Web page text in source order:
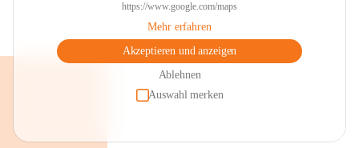
https://www.google.com/maps
Mehr erfahren
Akzeptieren und anzeigen
Ablehnen
Auswahl merken